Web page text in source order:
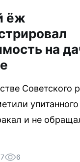
ёж
на
Советского
и не
6